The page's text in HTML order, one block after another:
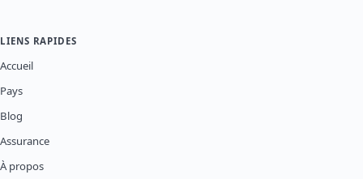
LIENS RAPIDES
Accueil
Pays
Blog
Assurance
À propos